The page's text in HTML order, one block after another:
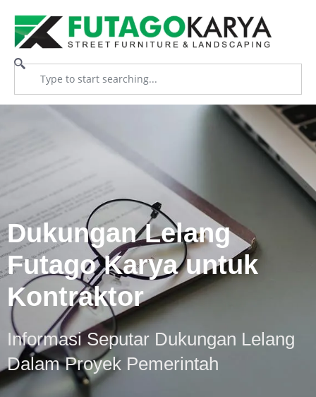
Dukungan Lelang
Futago Karya untuk
Kontraktor
Informasi Seputar Dukungan Lelang
Dalam Proyek Pemerintah